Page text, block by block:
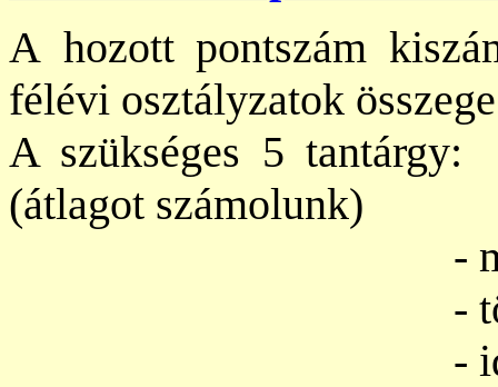
A hozott pontszám
félévi osztályzatok
A szükséges 5
(átlagot számolunk)
-
-
- idegen